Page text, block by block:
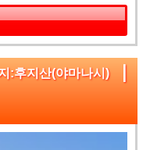
:후지산(야마나시) |